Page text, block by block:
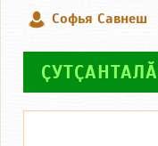
Софья Савнеш